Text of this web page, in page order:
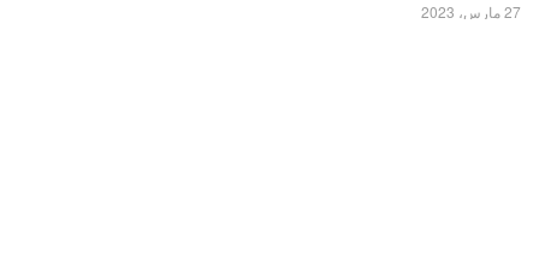
27 مارس، 2023